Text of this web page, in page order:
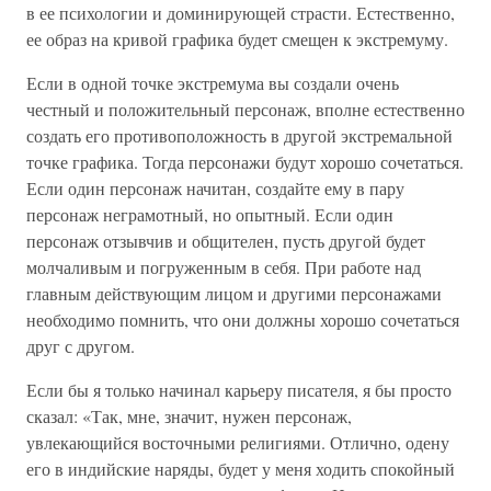
в ее психологии и доминирующей страсти. Естественно,
ее образ на кривой графика будет смещен к экстремуму.
Если в одной точке экстремума вы создали очень
честный и положительный персонаж, вполне естественно
создать его противоположность в другой экстремальной
точке графика. Тогда персонажи будут хорошо сочетаться.
Если один персонаж начитан, создайте ему в пару
персонаж неграмотный, но опытный. Если один
персонаж отзывчив и общителен, пусть другой будет
молчаливым и погруженным в себя. При работе над
главным действующим лицом и другими персонажами
необходимо помнить, что они должны хорошо сочетаться
друг с другом.
Если бы я только начинал карьеру писателя, я бы просто
сказал: «Так, мне, значит, нужен персонаж,
увлекающийся восточными религиями. Отлично, одену
его в индийские наряды, будет у меня ходить спокойный